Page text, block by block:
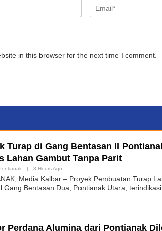
in this browser for the next time I comment.
Turap di Gang Bentasan II
Lahan Gambut Tanpa Parit
| 3 Hours Ago
Media Kalbar – Proyek Pembuatan Turap
Gang Bentasan Dua, Pontianak Utara,
Perdana Alumina dari Pontianak